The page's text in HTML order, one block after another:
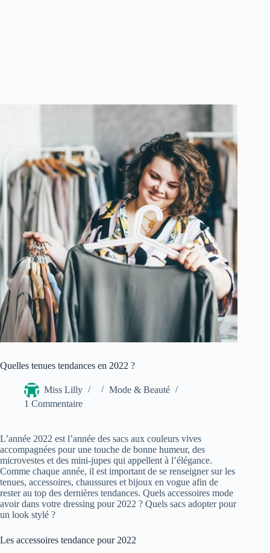
Quelles tenues tendances en 2022 ?
Miss Lilly
Mode & Beauté
1 Commentaire
L’année 2022 est l’année des sacs aux couleurs vives
accompagnées pour une touche de bonne humeur, des
microvestes et des mini-jupes qui appellent à l’élégance.
Comme chaque année, il est important de se renseigner sur les
tenues, accessoires, chaussures et bijoux en vogue afin de
rester au top des dernières tendances. Quels accessoires mode
avoir dans votre dressing pour 2022 ? Quels sacs adopter pour
un look stylé ?
Les accessoires tendance pour 2022